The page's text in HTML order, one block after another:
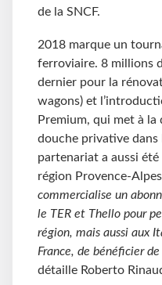
de la SNCF.
2018 marque un
ferroviaire. 8 millions
dernier pour la
wagons) et
Premium, qui met à
douche privative
partenariat a aussi
région Provence-
commercialise un
le TER et Thello pour
région, mais aussi aux
France, de bénéficier
détaille Roberto